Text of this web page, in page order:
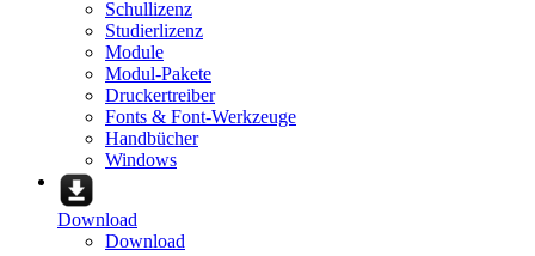
Schullizenz
Studierlizenz
Module
Modul-Pakete
Druckertreiber
Fonts & Font-Werkzeuge
Handbücher
Windows
Download
Download